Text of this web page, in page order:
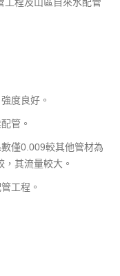
度良好。
管。
僅0.009較其他管材為
其流量較大。
工程。